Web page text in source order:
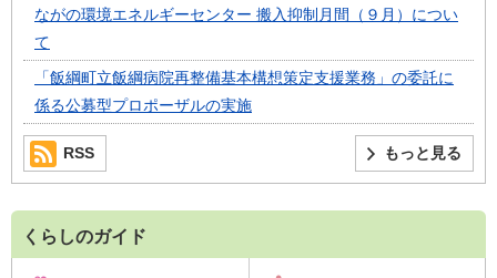
ながの環境エネルギーセンター 搬入抑制月間（９月）につい
て
「飯綱町立飯綱病院再整備基本構想策定支援業務」の委託に
係る公募型プロポーザルの実施
もっと見る
RSS
くらしのガイド